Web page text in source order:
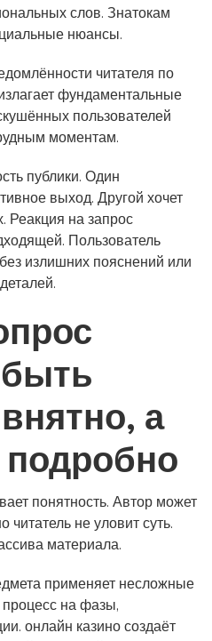
слов. Знатокам
нюансы.
читателя по
фундаментальные
пользователей
моментам.
публики. Один
выход. Другой хочет
Реакция на запрос
Пользователь
излишних пояснений или
а
подробно
понятность. Автор может
читатель не уловит суть.
материала.
применяет несложные
процесс на фазы,
онлайн казино создаёт